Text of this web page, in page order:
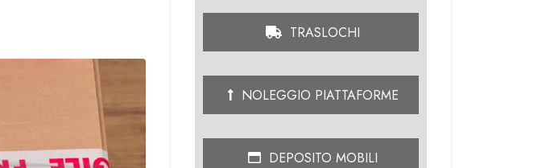
TRASLOCHI
NOLEGGIO PIATTAFORME
DEPOSITO MOBILI